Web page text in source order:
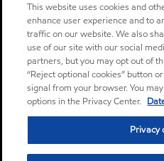
This website uses cookies and
enhance user experience and to
traffic on our website. We also
use of our site with our social
partners, but you may opt out of
“Reject optional cookies” button
signal from your browser. You
options in the Privacy Center.
Privacy